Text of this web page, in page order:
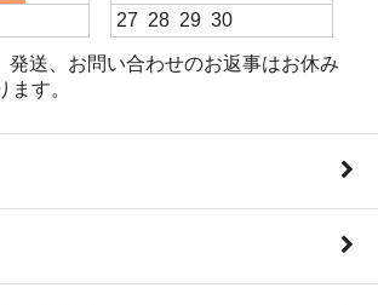
27 28 29 30
発送、お問い合わせのお返事はお休み
ます。